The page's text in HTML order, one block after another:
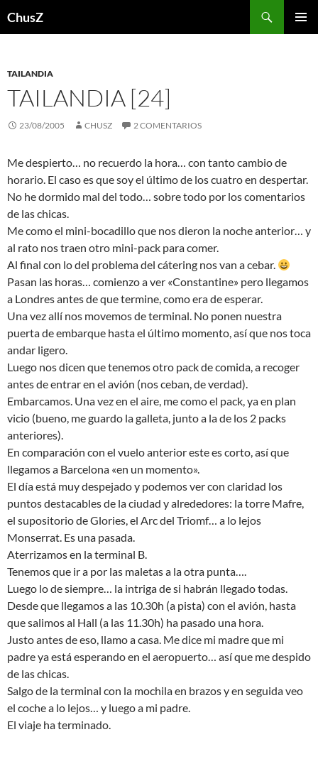
ChusZ
TAILANDIA
TAILANDIA [24]
23/08/2005 CHUSZ 2 COMENTARIOS
Me despierto… no recuerdo la hora… con tanto cambio de
horario. El caso es que soy el último de los cuatro en despertar.
No he dormido mal del todo… sobre todo por los comentarios
de las chicas.
Me como el mini-bocadillo que nos dieron la noche anterior… y
al rato nos traen otro mini-pack para comer.
Al final con lo del problema del cátering nos van a cebar.
Pasan las horas… comienzo a ver «Constantine» pero llegamos
a Londres antes de que termine, como era de esperar.
Una vez allí nos movemos de terminal. No ponen nuestra
puerta de embarque hasta el último momento, así que nos toca
andar ligero.
Luego nos dicen que tenemos otro pack de comida, a recoger
antes de entrar en el avión (nos ceban, de verdad).
Embarcamos. Una vez en el aire, me como el pack, ya en plan
vicio (bueno, me guardo la galleta, junto a la de los 2 packs
anteriores).
En comparación con el vuelo anterior este es corto, así que
llegamos a Barcelona «en un momento».
El día está muy despejado y podemos ver con claridad los
puntos destacables de la ciudad y alrededores: la torre Mafre,
el supositorio de Glories, el Arc del Triomf… a lo lejos
Monserrat. Es una pasada.
Aterrizamos en la terminal B.
Tenemos que ir a por las maletas a la otra punta….
Luego lo de siempre… la intriga de si habrán llegado todas.
Desde que llegamos a las 10.30h (a pista) con el avión, hasta
que salimos al Hall (a las 11.30h) ha pasado una hora.
Justo antes de eso, llamo a casa. Me dice mi madre que mi
padre ya está esperando en el aeropuerto… así que me despido
de las chicas.
Salgo de la terminal con la mochila en brazos y en seguida veo
el coche a lo lejos… y luego a mi padre.
El viaje ha terminado.